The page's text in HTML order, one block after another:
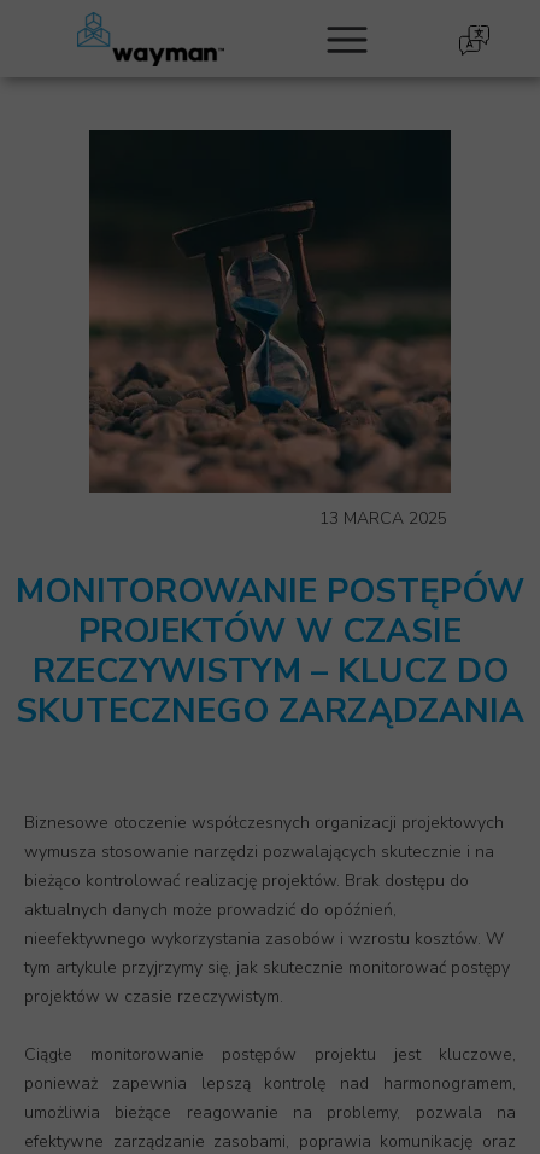
13 MARCA 2025
MONITOROWANIE POSTĘPÓW
PROJEKTÓW W CZASIE
RZECZYWISTYM – KLUCZ DO
SKUTECZNEGO ZARZĄDZANIA
Biznesowe otoczenie współczesnych organizacji projektowych
wymusza stosowanie narzędzi pozwalających skutecznie i na
bieżąco kontrolować realizację projektów. Brak dostępu do
aktualnych danych może prowadzić do opóźnień,
nieefektywnego wykorzystania zasobów i wzrostu kosztów. W
tym artykule przyjrzymy się, jak skutecznie monitorować postępy
projektów w czasie rzeczywistym.
Ciągłe monitorowanie postępów projektu jest kluczowe,
ponieważ zapewnia lepszą kontrolę nad harmonogramem,
umożliwia bieżące reagowanie na problemy, pozwala na
efektywne zarządzanie zasobami, poprawia komunikację oraz